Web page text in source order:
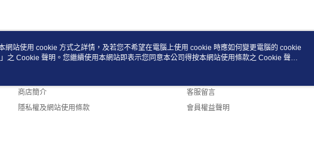
關於我們
商店簡介
隱私權及網站使用條款
客服資訊
客服留言
會員權益聲明
網站使用 cookie 方式之詳情，及若您不希望在電腦上使用 cookie 時應如何變更電腦的 cookie
」之 Cookie 聲明。您繼續使用本網站即表示您同意本公司得按本網站使用條款之 Cookie 聲明